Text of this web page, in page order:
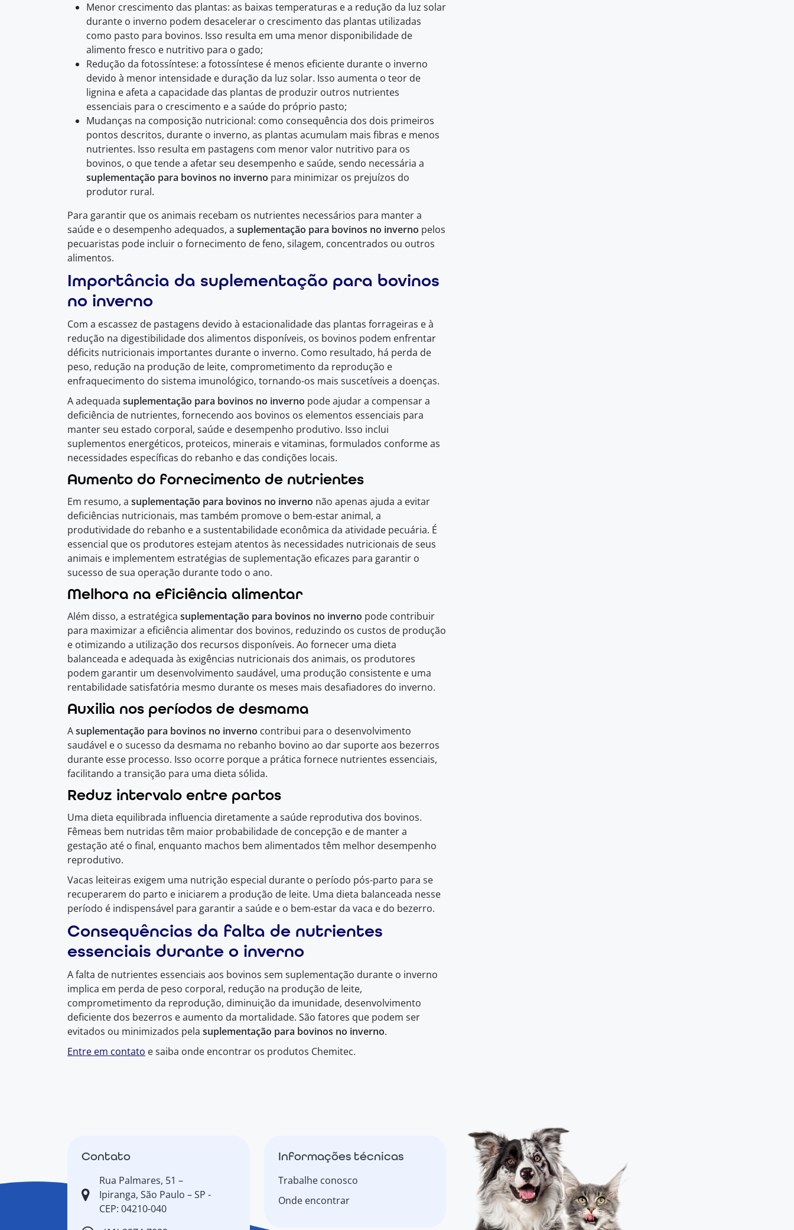
Menor crescimento das plantas: as baixas temperaturas e a redução da luz solar
durante o inverno podem desacelerar o crescimento das plantas utilizadas
como pasto para bovinos. Isso resulta em uma menor disponibilidade de
alimento fresco e nutritivo para o gado;
Redução da fotossíntese: a fotossíntese é menos eficiente durante o inverno
devido à menor intensidade e duração da luz solar. Isso aumenta o teor de
lignina e afeta a capacidade das plantas de produzir outros nutrientes
essenciais para o crescimento e a saúde do próprio pasto;
Mudanças na composição nutricional: como consequência dos dois primeiros
pontos descritos, durante o inverno, as plantas acumulam mais fibras e menos
nutrientes. Isso resulta em pastagens com menor valor nutritivo para os
bovinos, o que tende a afetar seu desempenho e saúde, sendo necessária a
suplementação para bovinos no inverno para minimizar os prejuízos do
produtor rural.
Para garantir que os animais recebam os nutrientes necessários para manter a
saúde e o desempenho adequados, a suplementação para bovinos no inverno pelos
pecuaristas pode incluir o fornecimento de feno, silagem, concentrados ou outros
alimentos.
Importância da suplementação para bovinos
no inverno
Com a escassez de pastagens devido à estacionalidade das plantas forrageiras e à
redução na digestibilidade dos alimentos disponíveis, os bovinos podem enfrentar
déficits nutricionais importantes durante o inverno. Como resultado, há perda de
peso, redução na produção de leite, comprometimento da reprodução e
enfraquecimento do sistema imunológico, tornando-os mais suscetíveis a doenças.
A adequada suplementação para bovinos no inverno pode ajudar a compensar a
deficiência de nutrientes, fornecendo aos bovinos os elementos essenciais para
manter seu estado corporal, saúde e desempenho produtivo. Isso inclui
suplementos energéticos, proteicos, minerais e vitaminas, formulados conforme as
necessidades específicas do rebanho e das condições locais.
Aumento do fornecimento de nutrientes
Em resumo, a suplementação para bovinos no inverno não apenas ajuda a evitar
deficiências nutricionais, mas também promove o bem-estar animal, a
produtividade do rebanho e a sustentabilidade econômica da atividade pecuária. É
essencial que os produtores estejam atentos às necessidades nutricionais de seus
animais e implementem estratégias de suplementação eficazes para garantir o
sucesso de sua operação durante todo o ano.
Melhora na eficiência alimentar
Além disso, a estratégica suplementação para bovinos no inverno pode contribuir
para maximizar a eficiência alimentar dos bovinos, reduzindo os custos de produção
e otimizando a utilização dos recursos disponíveis. Ao fornecer uma dieta
balanceada e adequada às exigências nutricionais dos animais, os produtores
podem garantir um desenvolvimento saudável, uma produção consistente e uma
rentabilidade satisfatória mesmo durante os meses mais desafiadores do inverno.
Auxilia nos períodos de desmama
Asuplementação para bovinos no inverno contribui para o desenvolvimento
saudável e o sucesso da desmama no rebanho bovino ao dar suporte aos bezerros
durante esse processo. Isso ocorre porque a prática fornece nutrientes essenciais,
facilitando a transição para uma dieta sólida.
Reduz intervalo entre partos
Uma dieta equilibrada influencia diretamente a saúde reprodutiva dos bovinos.
Fêmeas bem nutridas têm maior probabilidade de concepção e de manter a
gestação até o final, enquanto machos bem alimentados têm melhor desempenho
reprodutivo.
Vacas leiteiras exigem uma nutrição especial durante o período pós-parto para se
recuperarem do parto e iniciarem a produção de leite. Uma dieta balanceada nesse
período é indispensável para garantir a saúde e o bem-estar da vaca e do bezerro.
Consequências da falta de nutrientes
essenciais durante o inverno
A falta de nutrientes essenciais aos bovinos sem suplementação durante o inverno
implica em perda de peso corporal, redução na produção de leite,
comprometimento da reprodução, diminuição da imunidade, desenvolvimento
deficiente dos bezerros e aumento da mortalidade. São fatores que podem ser
evitados ou minimizados pela suplementação para bovinos no inverno.
Entre em contato e saiba onde encontrar os produtos Chemitec.
Contato
Rua Palmares, 51 –
Ipiranga, São Paulo – SP -
CEP: 04210-040
Informações técnicas
Trabalhe conosco
Onde encontrar